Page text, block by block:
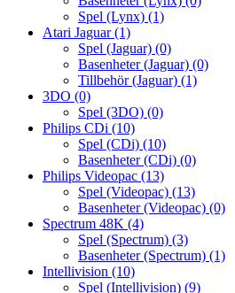
Spel (Lynx) (1)
Atari Jaguar(1)
Spel (Jaguar) (0)
Basenheter (Jaguar) (0)
Tillbehör (Jaguar) (1)
3DO (0)
Spel (3DO) (0)
Philips CDi (10)
Spel (CDi) (10)
Basenheter (CDi) (0)
Philips Videopac (13)
Spel (Videopac) (13)
Basenheter (Videopac) (0)
Spectrum 48K (4)
Spel (Spectrum) (3)
Basenheter (Spectrum) (1)
Intellivision (10)
Spel (Intellivision) (9)